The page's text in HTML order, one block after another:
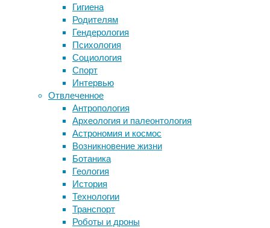
Гигиена
Родителям
Гендерология
Психология
Социология
Спорт
Интервью
Отвлеченное
Антропология
Археология и палеонтология
Астрономия и космос
Возникновение жизни
Ботаника
Геология
История
Технологии
Транспорт
Роботы и дроны
расстройствах
аутического
спектра
раз
год.
Распространённость
аутизма
мире
очень
Метки
ДНК бактерии
биотехнология
генетика дети
здоровье знания иммунитет
инструменты и методы
исследования
лекарства медицина
мозг наука неврология